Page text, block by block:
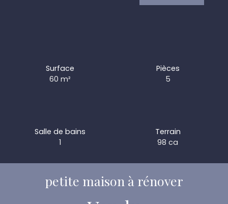
Surface
60m²
Pièces
5
Salle de bains
1
Terrain
98 ca
petite maison à rénover